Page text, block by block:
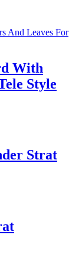
With
Style
Strat